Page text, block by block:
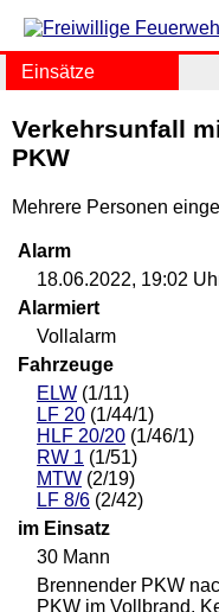
Einsätze
Verkehrsunfall
PKW
Mehrere Personen
Alarm
18.06.2022, 19:02
Alarmiert
Vollalarm
Fahrzeuge
ELW (1/11)
LF 20 (1/44/1)
HLF 20/20 (1/46/1)
RW 1 (1/51)
MTW (2/19)
LF 8/6 (2/42)
im Einsatz
30 Mann
Brennender PKW
PKW im Vollbrand.